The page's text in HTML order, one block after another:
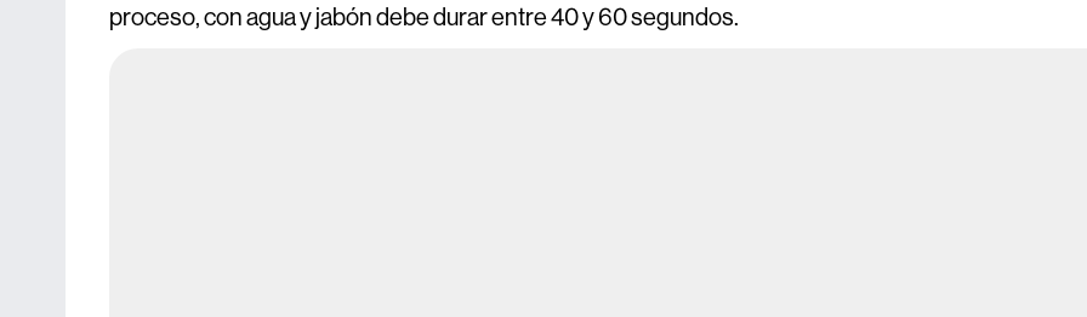
proceso, con agua y jabón debe durar entre 40 y 60 segundos.